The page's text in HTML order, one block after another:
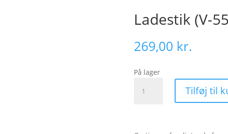
Ladestik (V-
269,00 kr.
På lager
Tilføj til